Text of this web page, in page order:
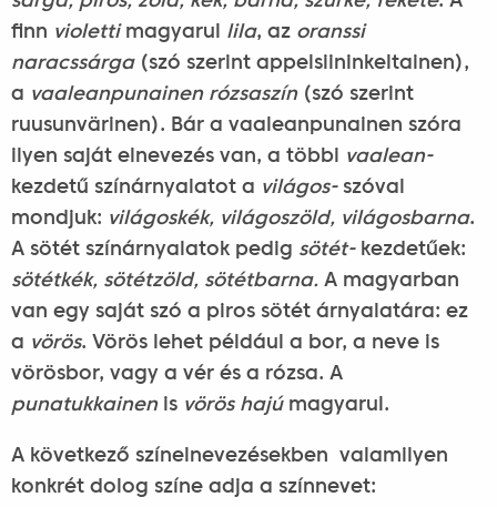
finn violetti magyarul lila, az oranssi
naracssárga(szó szerint appelsiininkeltainen),
a vaaleanpunainen rózsaszín(szó szerint
ruusunvärinen). Bár a vaaleanpunainen szóra
ilyen saját elnevezés van, a többi vaalean-
kezdetű színárnyalatot a világos-szóval
mondjuk: világoskék, világoszöld, világosbarna.
A sötét színárnyalatok pedig sötét-kezdetűek:
sötétkék, sötétzöld, sötétbarna. A magyarban
van egy saját szó a piros sötét árnyalatára: ez
a vörös. Vörös lehet például a bor, a neve is
vörösbor, vagy a vér és a rózsa. A
punatukkainenis vörös hajúmagyarul.
A következő színelnevezésekben valamilyen
konkrét dolog színe adja a színnevet: